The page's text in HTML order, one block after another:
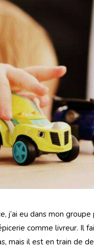
j’ai eu dans mon
comme livreur. Il
mais il est en train de